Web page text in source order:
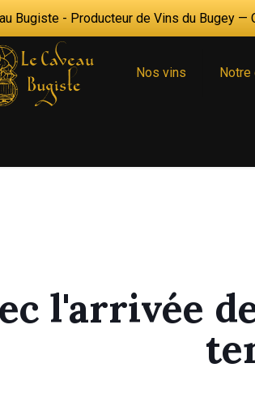
Bugiste - Producteur de Vins du Bugey
Nos vins Notre
l'arrivée